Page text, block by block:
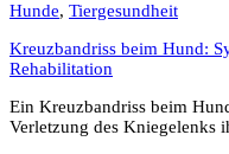
Hunde, Tiergesundheit
Kreuzbandriss beim Hund:
Rehabilitation
Ein Kreuzbandriss beim
Verletzung des Kniegelenks